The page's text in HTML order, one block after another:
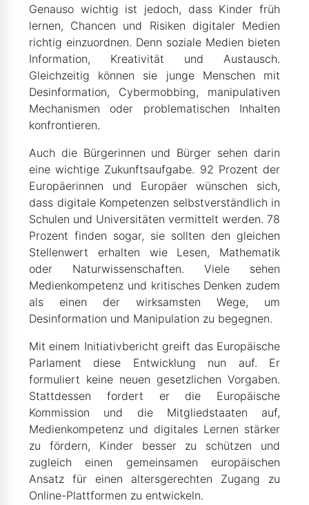
Genauso wichtig ist jedoch, dass Kinder früh
lernen, Chancen und Risiken digitaler Medien
richtig einzuordnen. Denn soziale Medien bieten
Information, Kreativität und Austausch.
Gleichzeitig können sie junge Menschen mit
Desinformation, Cybermobbing, manipulativen
Mechanismen oder problematischen Inhalten
konfrontieren.
Auch die Bürgerinnen und Bürger sehen darin
eine wichtige Zukunftsaufgabe. 92 Prozent der
Europäerinnen und Europäer wünschen sich,
dass digitale Kompetenzen selbstverständlich in
Schulen und Universitäten vermittelt werden. 78
Prozent finden sogar, sie sollten den gleichen
Stellenwert erhalten wie Lesen, Mathematik
oder Naturwissenschaften. Viele sehen
Medienkompetenz und kritisches Denken zudem
als einen der wirksamsten Wege, um
Desinformation und Manipulation zu begegnen.
Mit einem Initiativbericht greift das Europäische
Parlament diese Entwicklung nun auf. Er
formuliert keine neuen gesetzlichen Vorgaben.
Stattdessen fordert er die Europäische
Kommission und die Mitgliedstaaten auf,
Medienkompetenz und digitales Lernen stärker
zu fördern, Kinder besser zu schützen und
zugleich einen gemeinsamen europäischen
Ansatz für einen altersgerechten Zugang zu
Online-Plattformen zu entwickeln.